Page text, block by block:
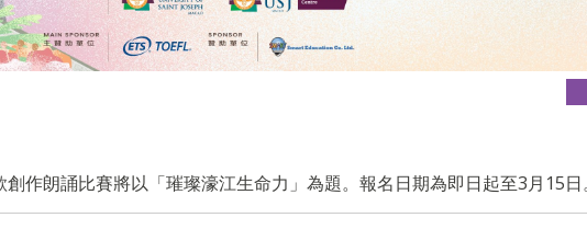
作朗誦比賽將以「璀璨濠江生命力」為題。報名日期為即日起至3月15日